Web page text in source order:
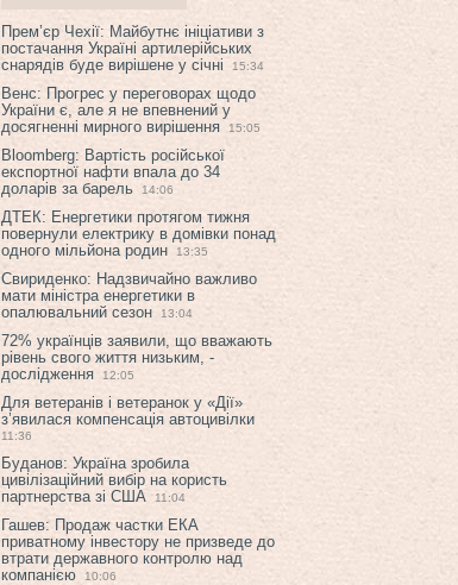
Прем’єр Чехії: Майбутнє ініціативи з
постачання Україні артилерійських
снарядів буде вирішене у січні
15:34
Венс: Прогрес у переговорах щодо
України є, але я не впевнений у
досягненні мирного вирішення
15:05
Bloomberg: Вартість російської
експортної нафти впала до 34
доларів за барель
14:06
ДТЕК: Енергетики протягом тижня
повернули електрику в домівки понад
одного мільйона родин
13:35
Свириденко: Надзвичайно важливо
мати міністра енергетики в
опалювальний сезон
13:04
72% українців заявили, що вважають
рівень свого життя низьким, -
дослідження
12:05
Для ветеранів і ветеранок у «Дії»
з’явилася компенсація автоцивілки
11:36
Буданов: Україна зробила
цивілізаційний вибір на користь
партнерства зі США
11:04
Гашев: Продаж частки ЕКА
приватному інвестору не призведе до
втрати державного контролю над
компанією
10:06